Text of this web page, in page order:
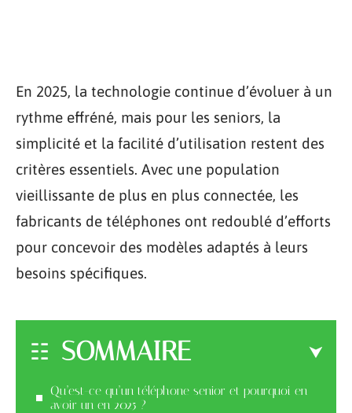
En 2025, la technologie continue d’évoluer à un
rythme effréné, mais pour les seniors, la
simplicité et la facilité d’utilisation restent des
critères essentiels. Avec une population
vieillissante de plus en plus connectée, les
fabricants de téléphones ont redoublé d’efforts
pour concevoir des modèles adaptés à leurs
besoins spécifiques.
SOMMAIRE
Qu’est-ce qu’un téléphone senior et pourquoi en
avoir un en 2025 ?